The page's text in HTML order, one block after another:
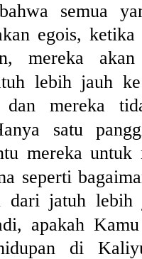
semua
egois, ketika
mereka
lebih jauh
mereka
satu
mereka untuk
seperti
dari jatuh lebih
apakah
di